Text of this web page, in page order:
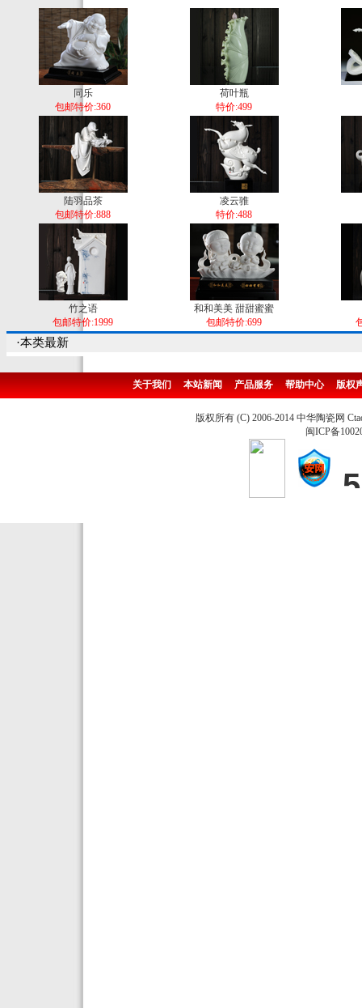
同乐
包邮特价:360
荷叶瓶
特价:499
陆羽品茶
包邮特价:888
凌云骓
特价:488
竹之语
包邮特价:1999
和和美美 甜甜蜜蜜
包邮特价:699
·本类最新
关于我们 本站新闻 产品服务 帮助中心 版权
版权所有 (C) 2006-2014 中华陶瓷网
闽ICP备